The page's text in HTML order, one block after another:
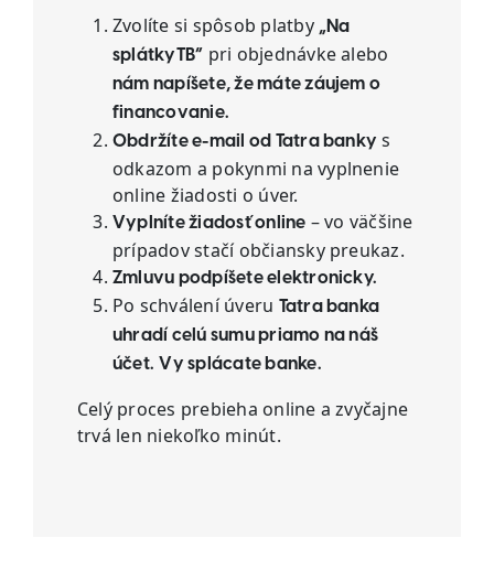
Zvolíte si spôsob platby „Na
splátkyTB“ pri objednávke alebo
nám napíšete, že máte záujem o
financovanie.
Obdržíte e-mail od Tatra banky s
odkazom a pokynmi na vyplnenie
online žiadosti o úver.
Vyplníte žiadosť online – vo väčšine
prípadov stačí občiansky preukaz.
Zmluvu podpíšete elektronicky.
Po schválení úveru Tatra banka
uhradí celú sumu priamo na náš
účet. Vy splácate banke.
Celý proces prebieha online a zvyčajne
trvá len niekoľko minút.